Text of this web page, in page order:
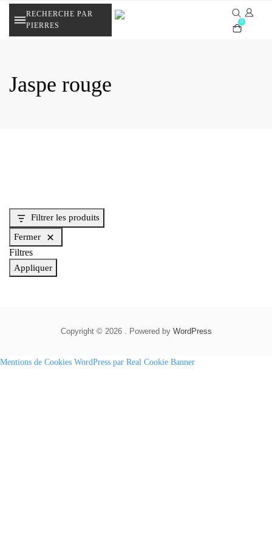
Skip
RECHERCHE PAR
PIERRES
0
Jaspe rouge
Filtrer les produits
Fermer
Filtres
Appliquer
Copyright © 2026 . Powered by WordPress
Mentions de Cookies WordPress par Real Cookie Banner